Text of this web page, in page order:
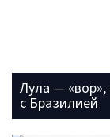
Лула —
с Бразилией